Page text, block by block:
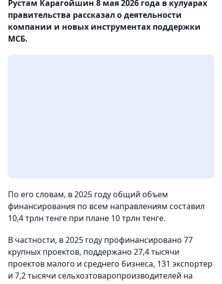
Рустам Карагойшин 8 мая 2026 года в кулуарах
правительства рассказал о деятельности
компании и новых инструментах поддержки
МСБ.
По его словам, в 2025 году общий объем
финансирования по всем направлениям составил
10,4 трлн тенге при плане 10 трлн тенге.
В частности, в 2025 году профинансировано 77
крупных проектов, поддержано 27,4 тысячи
проектов малого и среднего бизнеса, 131 экспортер
и 7,2 тысячи сельхозтоваропроизводителей на